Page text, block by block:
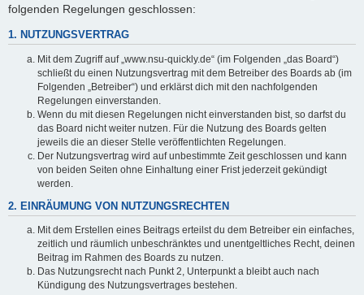
folgenden Regelungen geschlossen:
1. NUTZUNGSVERTRAG
Mit dem Zugriff auf „www.nsu-quickly.de“ (im Folgenden „das Board“)
schließt du einen Nutzungsvertrag mit dem Betreiber des Boards ab (im
Folgenden „Betreiber“) und erklärst dich mit den nachfolgenden
Regelungen einverstanden.
Wenn du mit diesen Regelungen nicht einverstanden bist, so darfst du
das Board nicht weiter nutzen. Für die Nutzung des Boards gelten
jeweils die an dieser Stelle veröffentlichten Regelungen.
Der Nutzungsvertrag wird auf unbestimmte Zeit geschlossen und kann
von beiden Seiten ohne Einhaltung einer Frist jederzeit gekündigt
werden.
2. EINRÄUMUNG VON NUTZUNGSRECHTEN
Mit dem Erstellen eines Beitrags erteilst du dem Betreiber ein einfaches,
zeitlich und räumlich unbeschränktes und unentgeltliches Recht, deinen
Beitrag im Rahmen des Boards zu nutzen.
Das Nutzungsrecht nach Punkt 2, Unterpunkt a bleibt auch nach
Kündigung des Nutzungsvertrages bestehen.